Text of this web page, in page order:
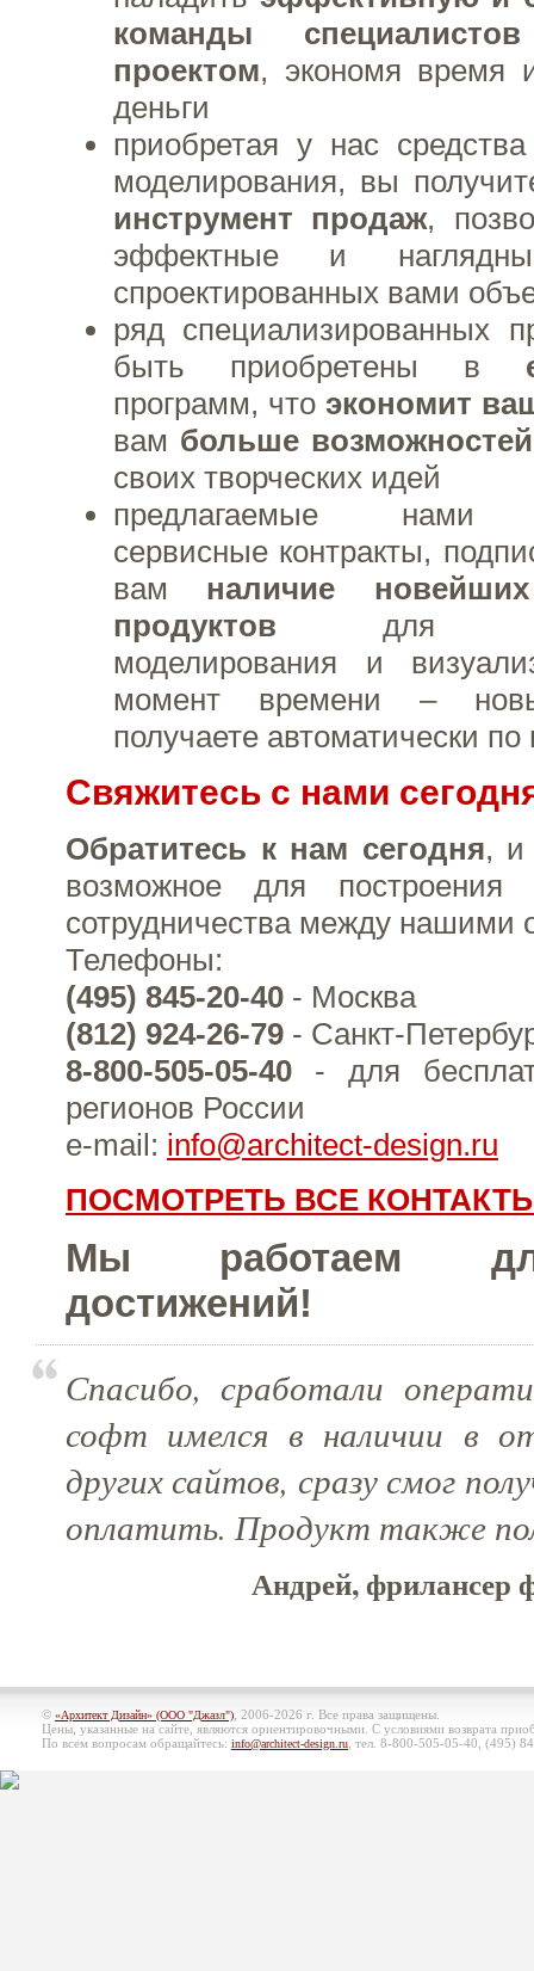
команды
проектом, экономя время
деньги
приобретая у нас
моделирования, вы
инструмент продаж,
эффектные и
спроектированных вами
ряд специализированных
быть приобретены в
программ, что экономит
вам больше возможностей
своих творческих идей
предлагаемые нами
сервисные контракты,
вам наличие
продуктов для
моделирования и
момент времени –
получаете автоматически
Свяжитесь с нами
Обратитесь к нам сегодня, и
возможное для построения
сотрудничества между нашими
Телефоны:
(495) 845-20-40 - Москва
(812) 924-26-79 - Санкт-
8-800-505-05-40 - для
регионов России
e-mail: info@architect-design.ru
ПОСМОТРЕТЬ ВСЕ
Мы работаем
достижений!
Спасибо, сработали
софт имелся в наличии в
других сайтов, сразу смог
оплатить. Продукт также
Андрей, фрилансер
© «Архитект Дизайн» (ООО "Джазл") , 2006-2026 г. Все права защищены.
Цены, указанные на сайте, являются ориентировочными. С условиями возврата
По всем вопросам обращайтесь: info@architect-design.ru , тел. 8-800-505-05-40, (495)